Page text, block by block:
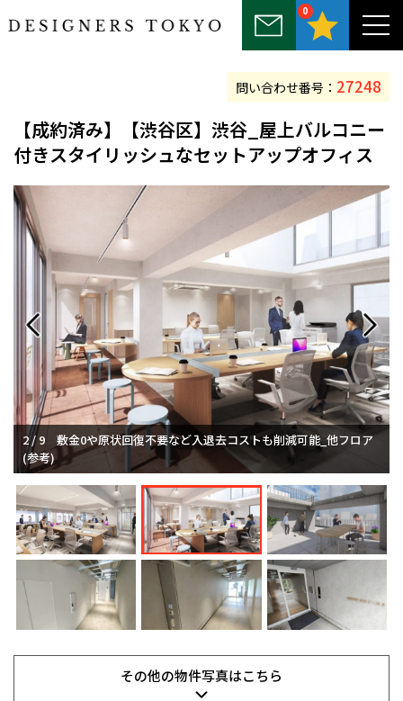
0
～25坪 25坪～50坪 50坪～75坪
75坪～100坪
【成約済み】【渋谷区】渋谷_屋上バルコニー
付きスタイリッシュなセットアップオフィス
問い合わせ番号： 27248
2 / 9
敷金0や原状回復不要など入退去コストも削減可能_他フロア
(参考)
その他の物件写真はこちら